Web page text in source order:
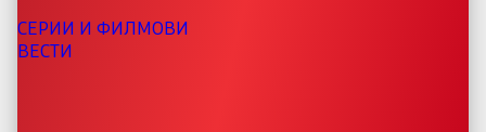
СЕРИИ И ФИЛМОВИ
ВЕСТИ